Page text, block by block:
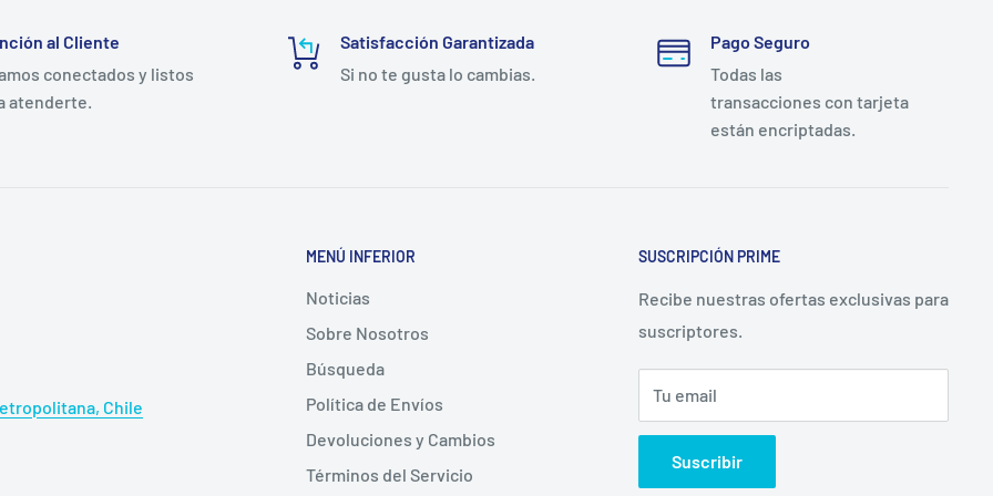
médico,
en pacientes con
laborales.
soporta
accidentalmente
al Cliente
conectados y listos
atenderte.
Satisfacción Garantizada
Si no te gusta lo cambias.
Pago Seguro
Todas las
transacciones con tarjeta
están encriptadas.
Chile
MENÚ INFERIOR
Noticias
Sobre Nosotros
Búsqueda
Política de Envíos
Devoluciones y Cambios
Términos del Servicio
SUSCRIPCIÓN PRIME
Recibe nuestras ofertas exclusivas para
suscriptores.
Tu email
Suscribir